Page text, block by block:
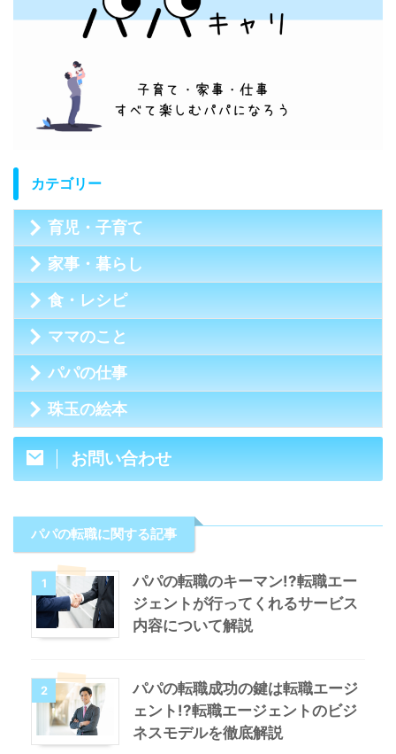
カテゴリー
育児・子育て
家事・暮らし
食・レシピ
ママのこと
パパの仕事
珠玉の絵本
お問い合わせ
パパの転職に関する記事
1
パパの転職のキーマン!?転職エー
ジェントが行ってくれるサービス
内容について解説
2
パパの転職成功の鍵は転職エージ
ェント!?転職エージェントのビジ
ネスモデルを徹底解説